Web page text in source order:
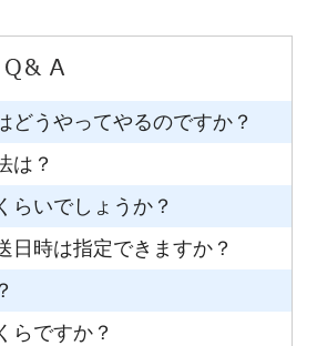
どうやってやるのですか？
は？
らいでしょうか？
日時は指定できますか？
らですか？